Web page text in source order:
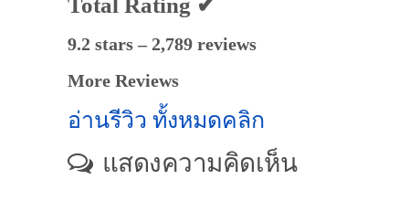
9.2 stars – 2,789 reviews
More Reviews
อ่านรีวิว ทั้งหมดคลิก
แสดงความคิดเห็น